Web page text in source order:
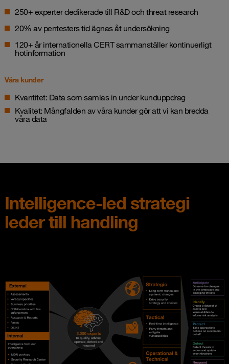
250+ experter dedikerade till R&D och threat research
20% av pentesters tid ägnas åt undersökning
120+ år internationella CERT sammanställer kontinuerligt
hotinformation
Våra kunder
Kvantitet: Data som samlas in under kunduppdrag
Kvalitet: Mångfalden av våra kunder gör att vi kan bredda
våra data
Intelligence-led strategi
leder till handling